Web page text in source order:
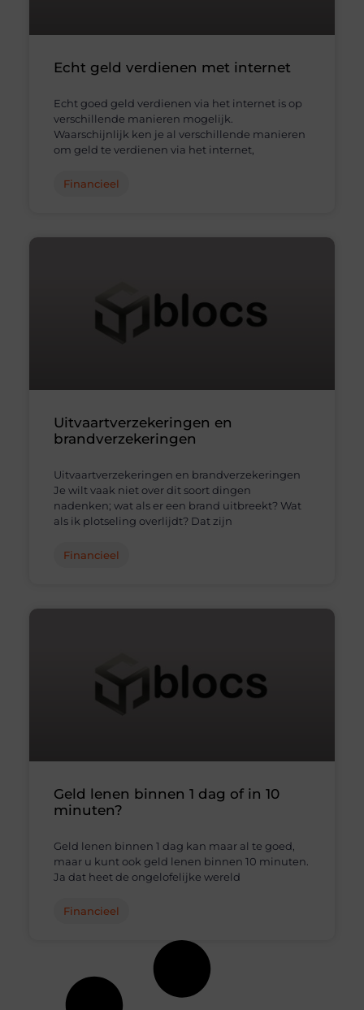
Echt geld verdienen met internet
Echt goed geld verdienen via het internet is op
verschillende manieren mogelijk.
Waarschijnlijk ken je al verschillende manieren
om geld te verdienen via het internet,
Financieel
Uitvaartverzekeringen en
brandverzekeringen
Uitvaartverzekeringen en brandverzekeringen
Je wilt vaak niet over dit soort dingen
nadenken; wat als er een brand uitbreekt? Wat
als ik plotseling overlijdt? Dat zijn
Financieel
Geld lenen binnen 1 dag of in 10
minuten?
Geld lenen binnen 1 dag kan maar al te goed,
maar u kunt ook geld lenen binnen 10 minuten.
Ja dat heet de ongelofelijke wereld
Financieel